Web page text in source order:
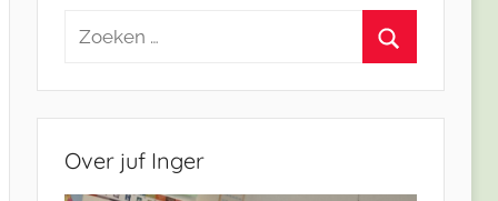
Zoeken
Over juf Inger